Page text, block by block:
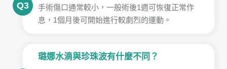
手術傷口通常較小，一般術後1週可恢復正常作
息，1個月後可開始進行較劇烈的運動。
Q3
璐娜水滴與珍珠波有什麼不同？